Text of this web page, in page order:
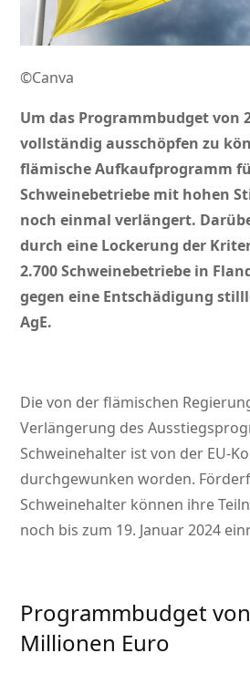
©Canva
Um das Programmbudget von
vollständig ausschöpfen zu
flämische Aufkaufprogramm
Schweinebetriebe mit hohen
noch einmal verlängert.
durch eine Lockerung der
2.700 Schweinebetriebe in
gegen eine Entschädigung
AgE.
Die von der flämischen
Verlängerung des
Schweinehalter ist von der EU-
durchgewunken worden.
Schweinehalter können ihre
noch bis zum 19. Januar 2024
Programmbudget
Millionen Euro